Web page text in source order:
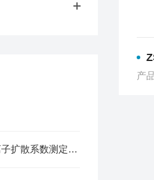
RCM 法混凝土氯离子扩散系数测定仪操作方法
产